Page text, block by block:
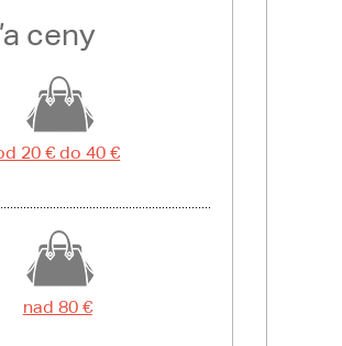
ceny
20 € do 40 €
nad 80 €